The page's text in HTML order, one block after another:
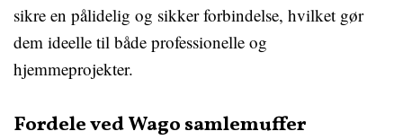
sikre en pålidelig og sikker forbindelse, hvilket gør
dem ideelle til både professionelle og
hjemmeprojekter.
Fordele ved Wago samlemuffer